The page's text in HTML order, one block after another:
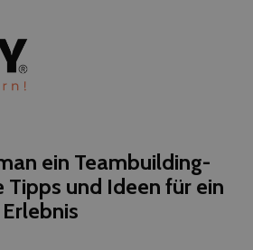
ein Teambuilding-
Tipps und Ideen für ein